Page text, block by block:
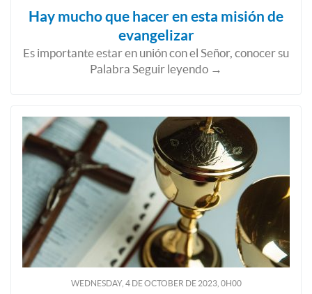
Hay mucho que hacer en esta misión de
evangelizar
Es importante estar en unión con el Señor, conocer su
Palabra Seguir leyendo →
WEDNESDAY, 4DEOCTOBER DE2023, 0H00